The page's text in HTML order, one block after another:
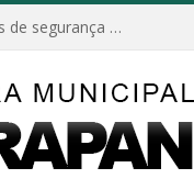
Câmara Municipal de Marapanim discute estratégias de segurança com autoridades e poder executivo